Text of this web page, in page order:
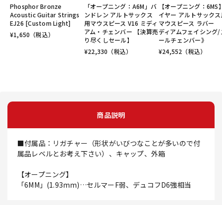
Phosphor Bronze
Acoustic Guitar Strings
EJ26 [Custom Light]
¥1,650 （税込）
「オープニング：A6M」バ
ンドレン アルトサックス
用マウスピース V16 ミディ
アム・チェンバー 【決算売
り尽くしセール】
¥22,330 （税込）
【オープニング：6MS
イヤー アルトサック
マウスピース ラバー
ディアムフェイシング/
ールチェンバー》
¥24,552 （税込）
商品説明
■付属品：リガチャー（形状がいびつなことが多いので付
属品レベルとお考え下さい）、キャップ、外箱
【オープニング】
「6MM」(1.93mm)…セルマーF弱、デュコフD6強相当